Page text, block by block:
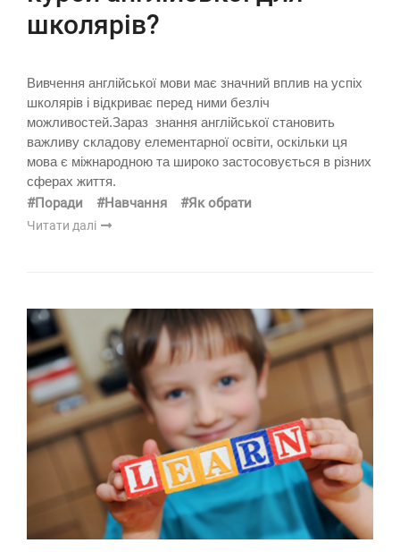
школярів?
Вивчення англійської мови має значний вплив на успіх
школярів і відкриває перед ними безліч
можливостей.Зараз знання англійської становить
важливу складову елементарної освіти, оскільки ця
мова є міжнародною та широко застосовується в різних
сферах життя.
#Поради #Навчання #Як обрати
Читати далі